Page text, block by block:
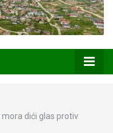
dići glas protiv